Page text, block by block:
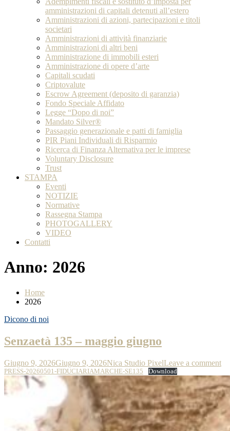
amministrazioni di capitali detenuti all’estero
Amministrazioni di azioni, partecipazioni e titoli
societari
Amministrazioni di attività finanziarie
Amministrazioni di altri beni
Amministrazione di immobili esteri
Amministrazione di opere d’arte
Capitali scudati
Criptovalute
Escrow Agreement (deposito di garanzia)
Fondo Speciale Affidato
Legge “Dopo di noi”
Mandato Silver®
Passaggio generazionale e patti di famiglia
PIR Piani Individuali di Risparmio
Ricerca di Finanza Alternativa per le imprese
Voluntary Disclosure
Trust
STAMPA
Eventi
NOTIZIE
Normative
Rassegna Stampa
PHOTOGALLERY
VIDEO
Contatti
Anno: 2026
Home
2026
Dicono di noi
Senzaetà 135 – maggio giugno
Giugno 9, 2026Giugno 9, 2026Nica Studio PixelLeave a comment
PRESS-20260501-FIDUCIARIAMARCHE-SE135 Download